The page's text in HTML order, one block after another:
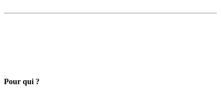
Pour qui ?